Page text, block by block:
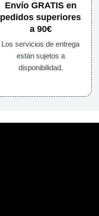
Envío GRATIS en
pedidos superiores
a 90€
Los servicios de entrega
están sujetos a
disponibilidad.